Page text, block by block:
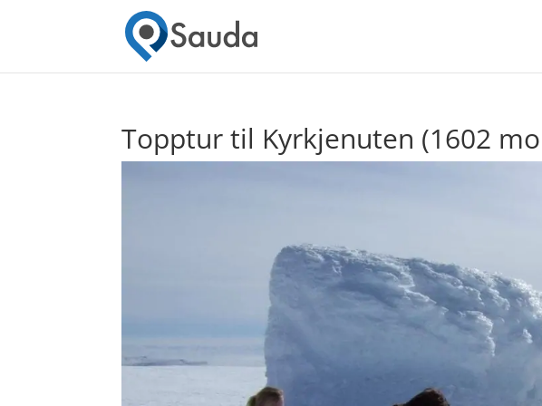
Topptur til Kyrkjenuten (1602